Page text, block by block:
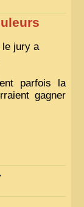
le jury a
parfois la
gagner
améliorer